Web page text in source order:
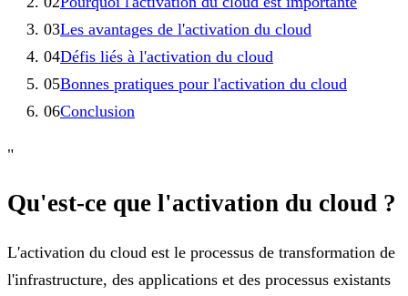
03Les avantages de l'activation du cloud
04Défis liés à l'activation du cloud
05Bonnes pratiques pour l'activation du cloud
06Conclusion
"
Qu'est-ce que l'activation du cloud ?
L'activation du cloud est le processus de transformation de
l'infrastructure, des applications et des processus existants